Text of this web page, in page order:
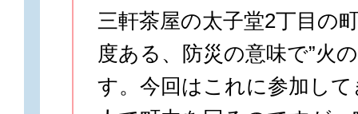
三軒茶屋の太子堂2丁目の
度ある、防災の意味で”火
す。今回はこれに参加し